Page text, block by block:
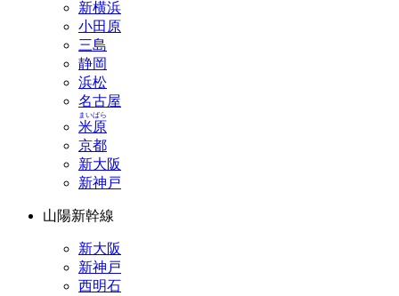
新横浜
小田原
三島
静岡
浜松
名古屋
米原
まいばら
京都
新大阪
新神戸
山陽新幹線
新大阪
新神戸
西明石